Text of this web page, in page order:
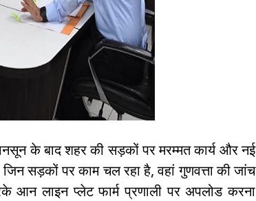
के बाद शहर की सड़कों पर मरम्मत कार्य और नई
सड़कों पर काम चल रहा है, वहां गुणवत्ता की जांच
आन लाइन प्लेट फार्म प्रणाली पर अपलोड करना